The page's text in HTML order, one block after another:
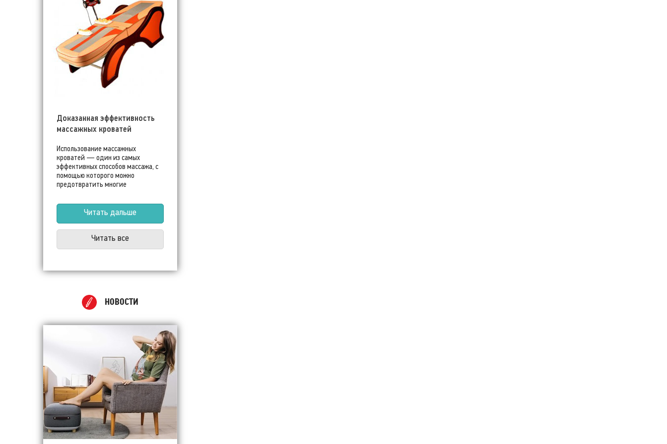
Доказанная эффективность
массажных кроватей
Использование массажных
кроватей — один из самых
эффективных способов массажа, с
помощью которого можно
предотвратить многие
Читать дальше
Читать все
НОВОСТИ